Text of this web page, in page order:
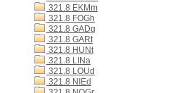
321.8 EKMm
321.8 FOGh
321.8 GADg
321.8 GARt
321.8 HUNt
321.8 LINa
321.8 LOUd
321.8 NIEd